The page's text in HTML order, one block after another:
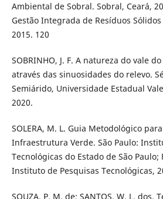
Ambiental de Sobral. Sobral, Ceará,
Gestão Integrada de Resíduos
2015. 120
SOBRINHO, J. F. A natureza do vale
através das sinuosidades do relevo.
Semiárido, Universidade Estadual
2020.
SOLERA, M. L. Guia Metodológico
Infraestrutura Verde. São Paulo:
Tecnológicas do Estado de São
Instituto de Pesquisas Tecnológicas,
SOUZA, P. M. de; SANTOS, W. L. dos.